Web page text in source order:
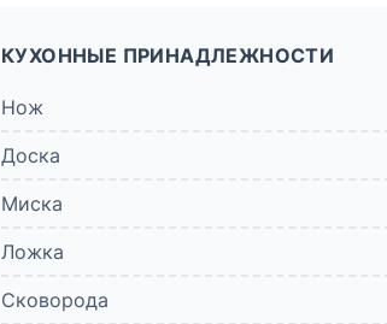
КУХОННЫЕ ПРИНАДЛЕЖНОСТИ
Нож
Доска
Миска
Ложка
Сковорода